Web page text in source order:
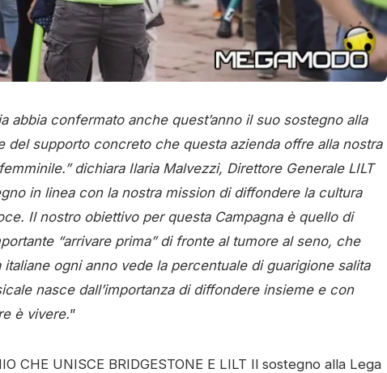
abbia confermato anche quest’anno il suo sostegno alla
del supporto concreto che questa azienda offre alla nostra
dichiara Ilaria Malvezzi, Direttore Generale LILT
in linea con la nostra mission di diffondere la cultura
Il nostro obiettivo per questa Campagna è quello di
“arrivare prima” di fronte al tumore al seno, che
ogni anno vede la percentuale di guarigione salita
nasce dall’importanza di diffondere insieme e con
è vivere.”
CHE UNISCE BRIDGESTONE E LILT Il sostegno alla Lega